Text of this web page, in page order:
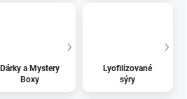
Dárky a Mystery
Boxy
Lyofilizované
sýry